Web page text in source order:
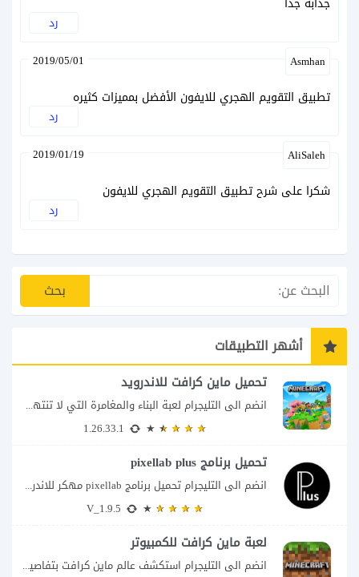
رد
Asmhan
2019/05/01
تطبيق التقويم الهجري للايفون الأفضل بمميزات كثيره
رد
AliSaleh
2019/01/19
شكرا على شرح تطبيق التقويم الهجري للايفون
رد
أشهر التطبيقات
تحميل ماين كرافت للاندرويد
انضم الى التليجرام لعبة البناء والمغامرة التي لا تنتهي Minecraft إذا كنت تبحث عن...
تحميل برنامج pixellab plus
انضم الى التليجرام تحميل برنامج pixellab مهكر للاندرويد يعتبر تطبيق بيكسلاب من اشهر تطبيقات...
لعبة ماين كرافت للكمبيوتر
انضم الى التليجرام استكشف عالم ماين كرافت بتفاصيل مذهلة 🌟 هل أنت مستعد لمغامرة...